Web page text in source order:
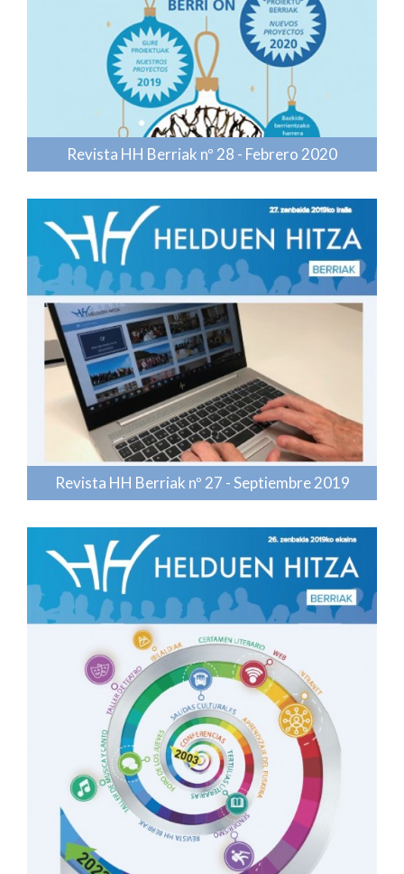
Revista HH Berriak nº 28 - Febrero 2020
Revista HH Berriak nº 27 - Septiembre 2019